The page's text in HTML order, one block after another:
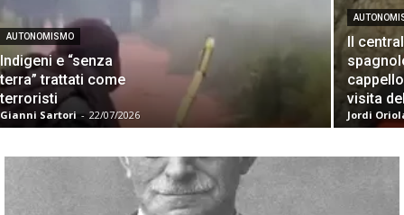
AUTONOMISMO
Indigeni e “senza
terra” trattati come
terroristi
Gianni Sartori - 22/07/2026
Il
visita
Jordi